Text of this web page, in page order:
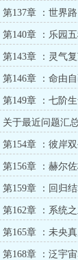
第137章 ：世界
第140章 ：乐园
第143章 ：灵气
第146章 ：命由
第149章 ：七阶
关于最近问题汇
第154章 ：彼岸
第156章 ：赫尔
第159章 ：回归
第162章 ：系统
第165章 ：未央
第168章 ：泛宇